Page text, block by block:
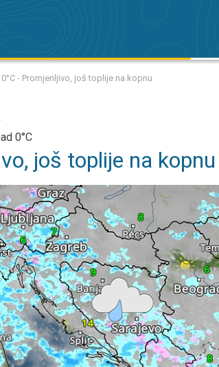
- Promjenljivo, još toplije na kopnu
0°C
još toplije na kopnu